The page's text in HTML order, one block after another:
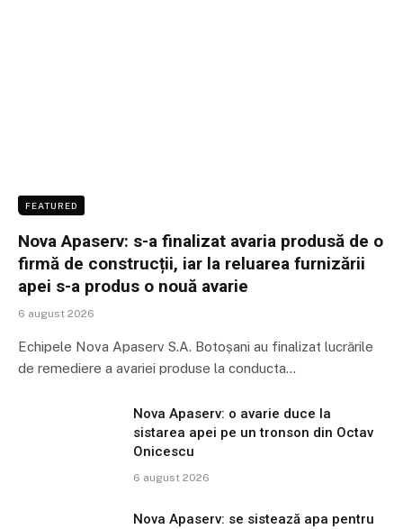
FEATURED
Nova Apaserv: s-a finalizat avaria produsă de o
firmă de construcții, iar la reluarea furnizării
apei s-a produs o nouă avarie
6 august 2026
Echipele Nova Apaserv S.A. Botoșani au finalizat lucrările
de remediere a avariei produse la conducta…
Nova Apaserv: o avarie duce la
sistarea apei pe un tronson din Octav
Onicescu
6 august 2026
Nova Apaserv: se sistează apa pentru